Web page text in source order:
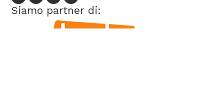
Siamo partner di: